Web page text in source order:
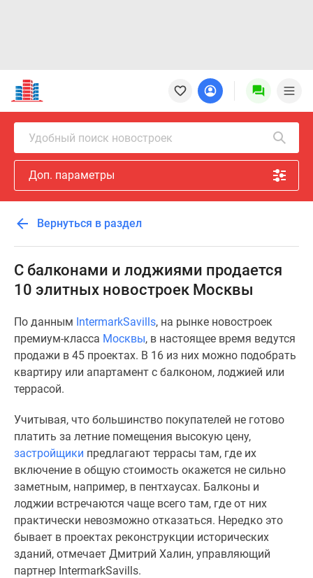
Новостройки
Квартиры
Ипотека
Новостройки
Москвы
Новостройки
Подмосковья
Новостройки
Москвы
Готовые
новостройки
Новостройки
Специальные
предложения
Коммерческие
помещения
Продавцы
застройщики
Панорамы
новостроек
Экспертиза
новостроек
Экология
Москвы
Удобный поиск новостроек
Доп. параметры
Вернуться в раздел
С балконами и лоджиями продается
10 элитных новостроек Москвы
По данным IntermarkSavills, на рынке новостроек
премиум-класса Москвы, в настоящее время ведутся
продажи в 45 проектах. В 16 из них можно подобрать
квартиру или апартамент с балконом, лоджией или
террасой.
Учитывая, что большинство покупателей не готово
платить за летние помещения высокую цену,
застройщики предлагают террасы там, где их
включение в общую стоимость окажется не сильно
заметным, например, в пентхаусах. Балконы и
лоджии встречаются чаще всего там, где от них
практически невозможно отказаться. Нередко это
бывает в проектах реконструкции исторических
зданий, отмечает Дмитрий Халин, управляющий
партнер IntermarkSavills.